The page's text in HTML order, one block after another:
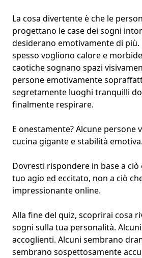
La cosa divertente è che le
progettano le case dei sogni
desiderano emotivamente di più.
spesso vogliono calore e
caotiche sognano spazi
persone emotivamente
segretamente luoghi tranquilli
finalmente respirare.
E onestamente? Alcune persone
cucina gigante e stabilità emotiva.
Dovresti rispondere in base a ciò
tuo agio ed eccitato, non a ciò
impressionante online.
Alla fine del quiz, scoprirai cosa
sogni sulla tua personalità.
accoglienti. Alcuni sembrano
sembrano sospettosamente